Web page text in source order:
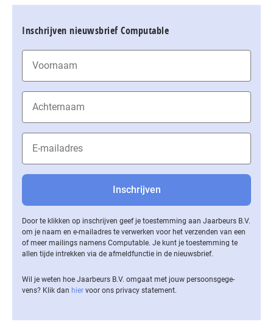
Inschrijven nieuwsbrief Computable
Door te klikken op inschrijven geef je toestemming aan Jaarbeurs B.V.
om je naam en e-mailadres te verwerken voor het verzenden van een
of meer mailings namens Computable. Je kunt je toestemming te
allen tijde intrekken via de af­meld­func­tie in de nieuwsbrief.
Wil je weten hoe Jaarbeurs B.V. omgaat met jouw per­soons­ge­ge­
vens? Klik dan hier voor ons privacy statement.